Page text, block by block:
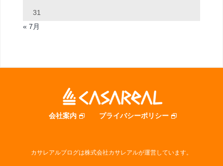
31
« 7月
会社案内 プライバシーポリシー
カサレアルブログは株式会社カサレアルが運営しています。